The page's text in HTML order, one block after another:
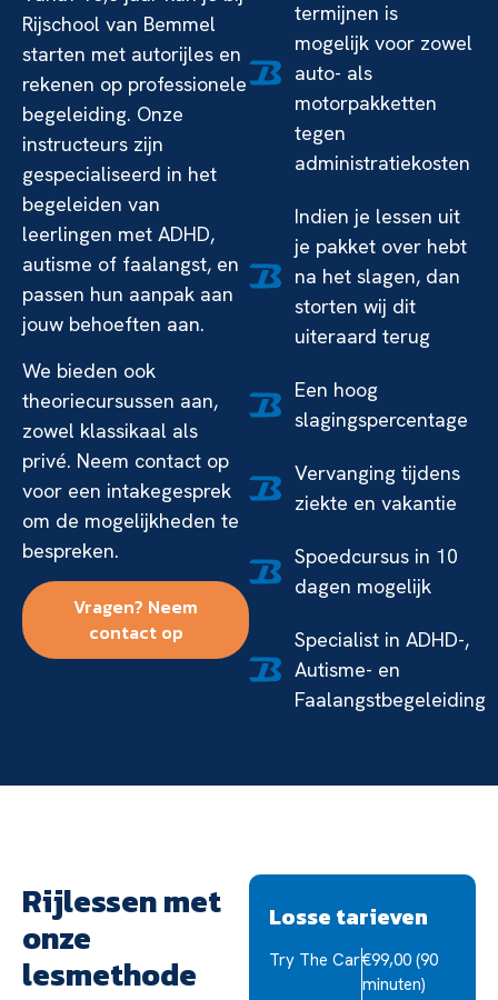
Rijschool van Bemmel
starten met autorijles en
rekenen op professionele
begeleiding. Onze
instructeurs zijn
gespecialiseerd in het
begeleiden van
leerlingen met ADHD,
autisme of faalangst, en
passen hun aanpak aan
jouw behoeften aan.
We bieden ook
theoriecursussen aan,
zowel klassikaal als
privé. Neem contact op
voor een intakegesprek
om de mogelijkheden te
bespreken.
Vragen? Neem
contact op
termijnen is
mogelijk voor zowel
auto- als
motorpakketten
tegen
administratiekosten
Indien je lessen uit
je pakket over hebt
na het slagen, dan
storten wij dit
uiteraard terug
Een hoog
slagingspercentage
Vervanging tijdens
ziekte en vakantie
Spoedcursus in 10
dagen mogelijk
Specialist in ADHD-,
Autisme- en
Faalangstbegeleiding
Rijlessen met
onze
lesmethode
Losse tarieven
Try The Car€99,00 (90
minuten)